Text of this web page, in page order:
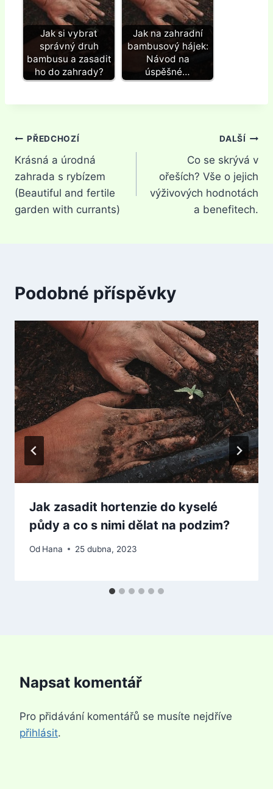
Jak si vybrat
správný druh
bambusu a zasadit
ho do zahrady?
Jak na zahradní
bambusový hájek:
Návod na
úspěšné…
Navigace
pro
příspěvek
PŘEDCHOZÍ
Krásná a úrodná
zahrada s rybízem
(Beautiful and fertile
garden with currants)
DALŠÍ
Co se skrývá v
ořeších? Vše o jejich
výživových hodnotách
a benefitech.
Podobné příspěvky
Jak zasadit hortenzie do kyselé
půdy a co s nimi dělat na podzim?
Od Hana 25 dubna, 2023
Napsat komentář
Pro přidávání komentářů se musíte nejdříve
přihlásit.